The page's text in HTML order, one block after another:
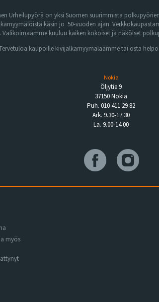
Urheilupyörä on yksi Suomen suurimmista
käsin jo 50-vuoden ajan.
Valikoimaamme kuuluu kaiken kokoiset ja näköiset
kaupoille kivijalkamyymäläämme tai osta
Nokia
Öljytie 9
37150 Nokia
Puh. 010 411 29 82
Ark. 9.30-17.30
La. 9.00-14.00
myös